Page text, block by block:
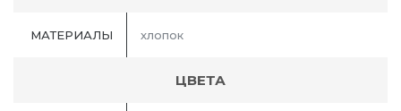
МАТЕРИАЛЫ хлопок
ЦВЕТА